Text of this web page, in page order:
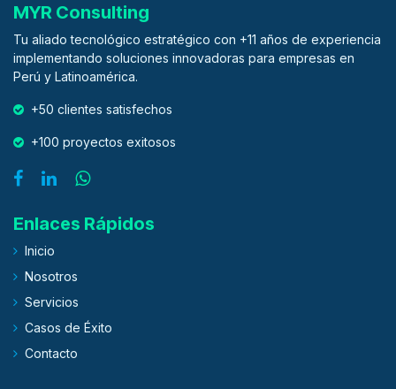
MYR Consulting
Tu aliado tecnológico estratégico con +11 años de experiencia
implementando soluciones innovadoras para empresas en
Perú y Latinoamérica.
+50 clientes satisfechos
+100 proyectos exitosos
Enlaces Rápidos
Inicio
Nosotros
Servicios
Casos de Éxito
Contacto